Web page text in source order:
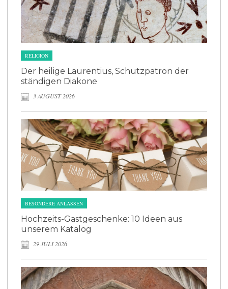
RELIGION
Der heilige Laurentius, Schutzpatron der
ständigen Diakone
3 AUGUST 2026
BESONDERE ANLÄSSEN
Hochzeits-Gastgeschenke: 10 Ideen aus
unserem Katalog
29 JULI 2026